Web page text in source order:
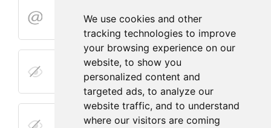
We use cookies and other
tracking technologies to improve
your browsing experience on our
website, to show you
personalized content and
targeted ads, to analyze our
website traffic, and to understand
where our visitors are coming